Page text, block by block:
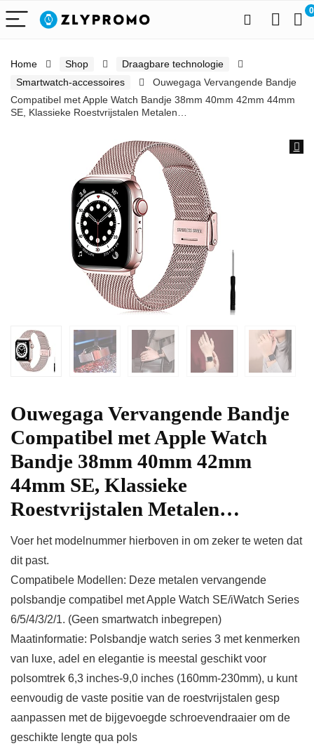
0
Home Shop
Draagbare technologie
Smartwatch-accessoires
Ouwegaga Vervangende Bandje
Compatibel met Apple Watch Bandje 38mm 40mm 42mm 44mm
SE, Klassieke Roestvrijstalen Metalen…
Ouwegaga Vervangende Bandje
Compatibel met Apple Watch
Bandje 38mm 40mm 42mm
44mm SE, Klassieke
Roestvrijstalen Metalen…
Voer het modelnummer hierboven in om zeker te weten dat
dit past.
Compatibele Modellen: Deze metalen vervangende
polsbandje compatibel met Apple Watch SE/iWatch Series
6/5/4/3/2/1. (Geen smartwatch inbegrepen)
Maatinformatie: Polsbandje watch series 3 met kenmerken
van luxe, adel en elegantie is meestal geschikt voor
polsomtrek 6,3 inches-9,0 inches (160mm-230mm), u kunt
eenvoudig de vaste positie van de roestvrijstalen gesp
aanpassen met de bijgevoegde schroevendraaier om de
geschikte lengte qua pols